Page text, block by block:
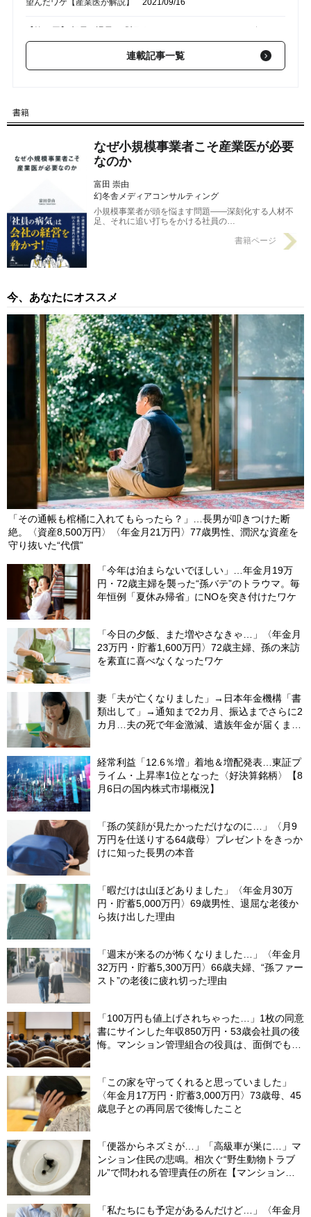
望んだワケ【産業医が解説】 2021/09/16
ができるのか2021/09/09
【第14回】 ミスが目立つ、仕事が遅い…実は「ストレスのサイ
【第13回】 自殺者の約10人に1人は「仕事が原因」…日本の「職
連載記事一覧
書籍
なぜ小規模事業者こそ産業医が必要
なのか
富田 崇由
幻冬舎メディアコンサルティング
小規模事業者が頭を悩ます問題――深刻化する人材不
足、それに追い打ちをかける社員の…
書籍ページ
今、あなたにオススメ
「その通帳も棺桶に入れてもらったら？」…長男が叩きつけた断
絶。〈資産8,500万円〉〈年金月21万円〉77歳男性、潤沢な資産を
守り抜いた“代償”
「今年は泊まらないでほしい」…年金月19万
円・72歳主婦を襲った“孫バテ”のトラウマ。毎
年恒例「夏休み帰省」にNOを突き付けたワケ
「今日の夕飯、また増やさなきゃ…」〈年金月
23万円・貯蓄1,600万円〉72歳主婦、孫の来訪
を素直に喜べなくなったワケ
妻「夫が亡くなりました」→日本年金機構「書
類出して」→通知まで2カ月、振込までさらに2
カ月…夫の死で年金激減、遺族年金が届くまで
経常利益「12.6％増」着地＆増配発表…東証プ
ライム・上昇率1位となった〈好決算銘柄〉【8
月6日の国内株式市場概況】
「孫の笑顔が見たかっただけなのに…」〈月9
万円を仕送りする64歳母〉プレゼントをきっか
けに知った長男の本音
「暇だけは山ほどありました」〈年金月30万
円・貯蓄5,000万円〉69歳男性、退屈な老後か
ら抜け出した理由
「週末が来るのが怖くなりました…」〈年金月
32万円・貯蓄5,300万円〉66歳夫婦、“孫ファー
スト”の老後に疲れ切った理由
「100万円も値上げされちゃった…」1枚の同意
書にサインした年収850万円・53歳会社員の後
悔。マンション管理組合の役員は、面倒でも自
「この家を守ってくれると思っていました」
〈年金月17万円・貯蓄3,000万円〉73歳母、45
歳息子との再同居で後悔したこと
「便器からネズミが…」「高級車が巣に…」マ
ンション住民の悲鳴。相次ぐ“野生動物トラブ
ル”で問われる管理責任の所在【マンション管
「私たちにも予定があるんだけど…」〈年金月